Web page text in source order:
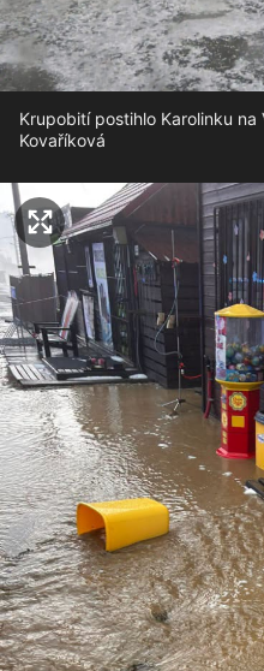
Krupobití postihlo Karolinku na
Kovaříková